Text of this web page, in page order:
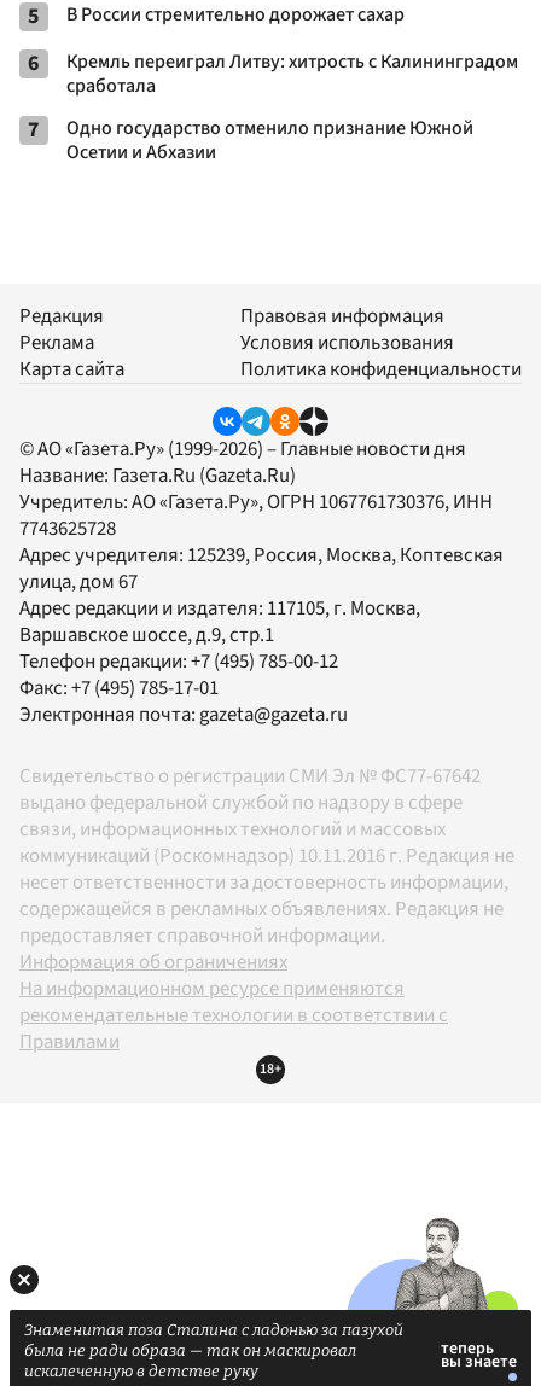
5 В России стремительно дорожает сахар
6
Кремль переиграл Литву: хитрость с Калининградом
сработала
7
Одно государство отменило признание Южной
Осетии и Абхазии
Редакция
Реклама
Карта сайта
Правовая информация
Условия использования
Политика конфиденциальности
© АО «Газета.Ру» (1999-2026) – Главные новости дня
Название: Газета.Ru (Gazeta.Ru)
Учредитель:АО «Газета.Ру», ОГРН 1067761730376, ИНН
7743625728
Адрес учредителя: 125239, Россия, Москва, Коптевская
улица, дом 67
Адрес редакции и издателя: 117105, г. Москва,
Варшавское шоссе, д.9, стр.1
Телефон редакции:+7 (495) 785-00-12
Факс:+7 (495) 785-17-01
Электронная почта: gazeta@gazeta.ru
Свидетельство о регистрации СМИ Эл № ФС77-67642
выдано федеральной службой по надзору в сфере
связи, информационных технологий и массовых
коммуникаций (Роскомнадзор) 10.11.2016 г. Редакция не
несет ответственности за достоверность информации,
содержащейся в рекламных объявлениях. Редакция не
предоставляет справочной информации.
Информация об ограничениях
На информационном ресурсе применяются
рекомендательные технологии в соответствии с
Правилами
18+
Знаменитая поза Сталина с ладонью за пазухой
была не ради образа — так он маскировал
искалеченную в детстве руку